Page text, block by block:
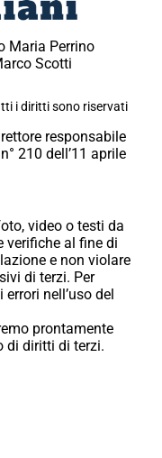
Maria Perrino
Scotti
i diritti sono riservati
responsabile
210 dell’11 aprile
video o testi da
verifiche al fine di
e non violare
di terzi. Per
nell’uso del
prontamente
di diritti di terzi.